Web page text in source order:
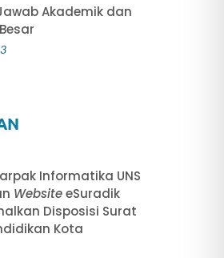
Akademik dan
Informatika UNS
WebsiteeSuradik
Disposisi Surat
Kota